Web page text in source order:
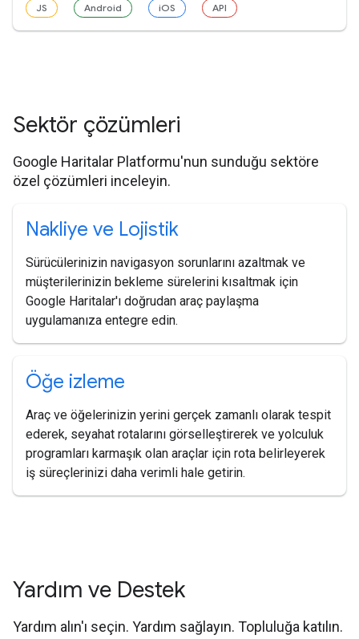
JS Android iOS API
Sektör çözümleri
Google Haritalar Platformu'nun sunduğu sektöre
özel çözümleri inceleyin.
Nakliye ve Lojistik
Sürücülerinizin navigasyon sorunlarını azaltmak ve
müşterilerinizin bekleme sürelerini kısaltmak için
Google Haritalar'ı doğrudan araç paylaşma
uygulamanıza entegre edin.
Öğe izleme
Araç ve öğelerinizin yerini gerçek zamanlı olarak tespit
ederek, seyahat rotalarını görselleştirerek ve yolculuk
programları karmaşık olan araçlar için rota belirleyerek
iş süreçlerinizi daha verimli hale getirin.
Yardım ve Destek
Yardım alın'ı seçin. Yardım sağlayın. Topluluğa katılın.